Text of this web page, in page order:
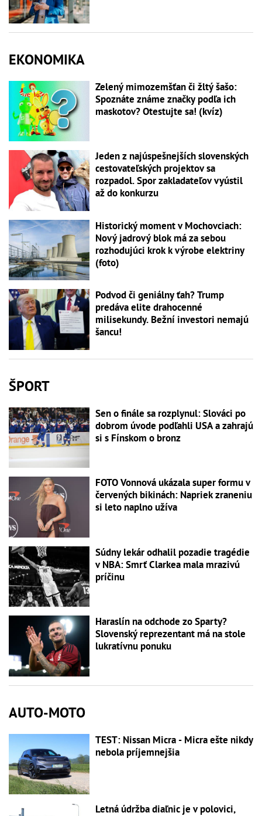
EKONOMIKA
Zelený mimozemšťan či žltý šašo:
Spoznáte známe značky podľa ich
maskotov? Otestujte sa! (kvíz)
Jeden z najúspešnejších slovenských
cestovateľských projektov sa
rozpadol. Spor zakladateľov vyústil
až do konkurzu
Historický moment v Mochovciach:
Nový jadrový blok má za sebou
rozhodujúci krok k výrobe elektriny
(foto)
Podvod či geniálny ťah? Trump
predáva elite drahocenné
milisekundy. Bežní investori nemajú
šancu!
ŠPORT
Sen o finále sa rozplynul: Slováci po
dobrom úvode podľahli USA a zahrajú
si s Fínskom o bronz
FOTO Vonnová ukázala super formu v
červených bikinách: Napriek zraneniu
si leto naplno užíva
Súdny lekár odhalil pozadie tragédie
v NBA: Smrť Clarkea mala mrazivú
príčinu
Haraslín na odchode zo Sparty?
Slovenský reprezentant má na stole
lukratívnu ponuku
AUTO-MOTO
TEST: Nissan Micra - Micra ešte nikdy
nebola príjemnejšia
Letná údržba diaľnic je v polovici,